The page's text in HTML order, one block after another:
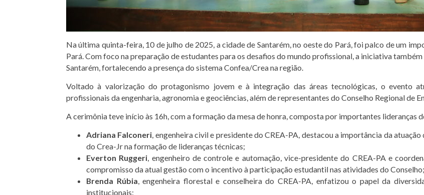
Na última quinta-feira, 10 de julho de 2025, a cidade de Santarém, no oeste do Pará, foi palco de um
Pará. Com foco na preparação de estudantes para os desafios do mundo profissional, a iniciativa
Santarém, fortalecendo a presença do sistema Confea/Crea na região.
Voltado à valorização do protagonismo jovem e à integração das áreas tecnológicas, o evento
profissionais da engenharia, agronomia e geociências, além de representantes do Conselho Regional de
A cerimônia teve início às 16h, com a formação da mesa de honra, composta por importantes lideranças
Adriana Falconeri, engenheira civil e presidente do CREA-PA, destacou a importância da
do Crea-Jr na formação de lideranças técnicas;
Everton Ruggeri, engenheiro de controle e automação, vice-presidente do CREA-PA e
compromisso da atual gestão com o incentivo à participação estudantil nas atividades do Conselho;
Brenda Rúbia, engenheira florestal e conselheira do CREA-PA, enfatizou o papel da
institucionais;